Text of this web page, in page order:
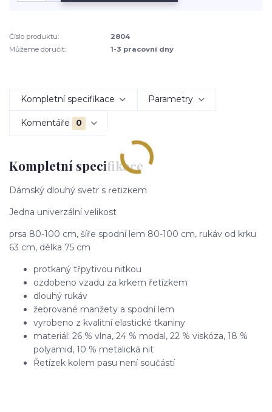
Číslo produktu:
2804
Můžeme doručit:
1-3 pracovní dny
Kompletní specifikace Parametry
Komentáře 0
Kompletní specifikace
Dámský dlouhý svetr s řetízkem
Jedna univerzální velikost
prsa 80-100 cm, šíře spodní lem 80-100 cm, rukáv od krku
63 cm, délka 75 cm
protkaný třpytivou nitkou
ozdobeno vzadu za krkem řetízkem
dlouhý rukáv
žebrované manžety a spodní lem
vyrobeno z kvalitní elastické tkaniny
materiál: 26 % vlna, 24 % modal, 22 % viskóza, 18 %
polyamid, 10 % metalická nit
Řetízek kolem pasu není součástí